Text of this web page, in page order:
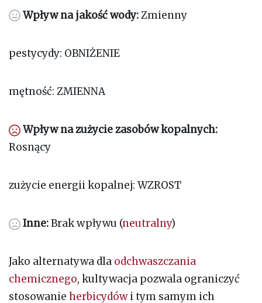
Wpływ na jakość wody:Zmienny
pestycydy: OBNIŻENIE
mętność: ZMIENNA
Wpływ na zużycie zasobów kopalnych:
Rosnący
zużycie energii kopalnej: WZROST
Inne:Brak wpływu (neutralny)
Jako alternatywa dla odchwaszczania
chemicznego, kultywacja pozwala ograniczyć
stosowanie herbicydówi tym samym ich